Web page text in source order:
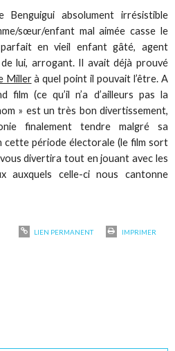
Benguigui absolument irrésistible
sœur/enfant mal aimée casse le
en vieil enfant gâté, agent
lui, arrogant. Il avait déjà prouvé
Millerà quel point il pouvait l’être. A
film (ce qu’il n’a d’ailleurs pas la
» est un très bon divertissement,
finalement tendre malgré sa
période électorale (le film sort
divertira tout en jouant avec les
auxquels celle-ci nous cantonne
LIEN PERMANENT
IMPRIMER